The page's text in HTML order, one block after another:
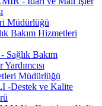
Müdürlüğü
Bakım Hizmetleri
Bakım
Müdürlüğü
-Destek ve Kalite